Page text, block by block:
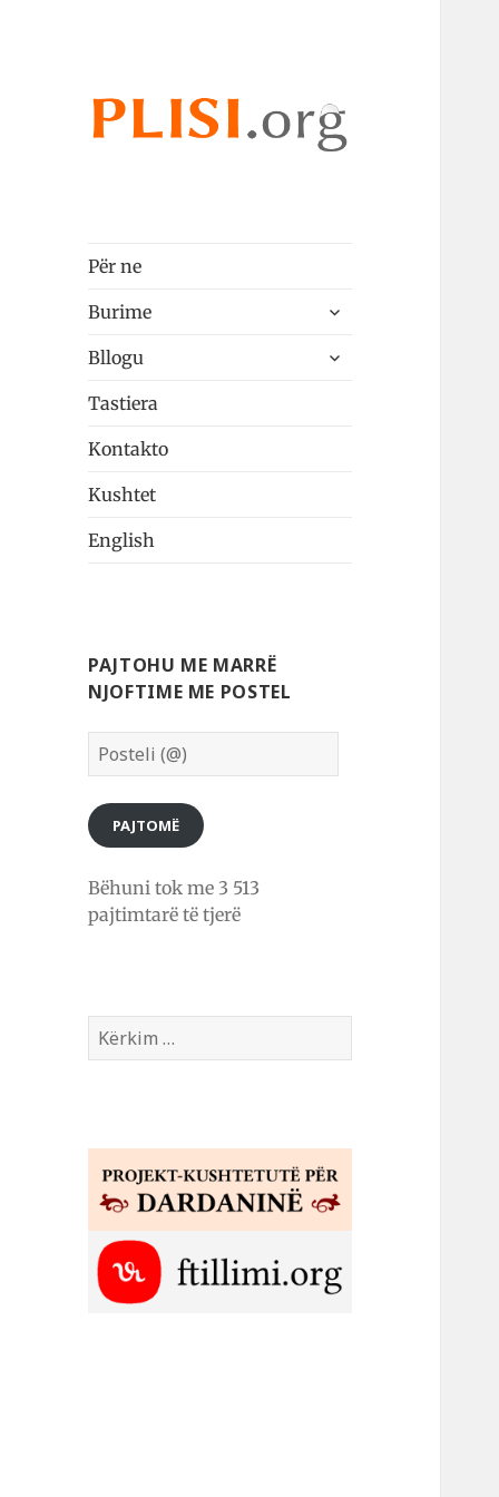
Për ne
Burime
zgjeroni
pjellë
Bllogu
zgjeroni
Tastiera
Kontakto
Kushtet
English
PAJTOHU ME MARRË
NJOFTIME ME POSTEL
Posteli
PAJTOMË
Bëhuni tok me 3 513
pajtimtarë të tjerë
Kërko